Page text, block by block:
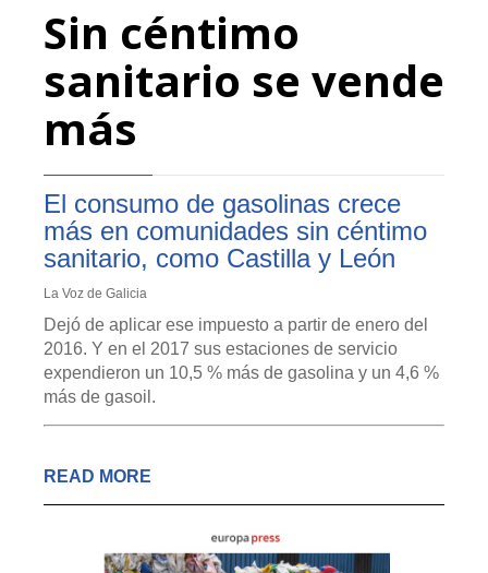
Sin céntimo
sanitario se vende
más
El consumo de gasolinas crece
más en comunidades sin céntimo
sanitario, como Castilla y León
La Voz de Galicia
Dejó de aplicar ese impuesto a partir de enero del
2016. Y en el 2017 sus estaciones de servicio
expendieron un 10,5 % más de gasolina y un 4,6 %
más de gasoil.
READ MORE